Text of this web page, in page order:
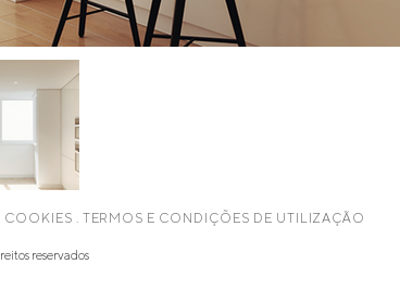
COOKIES . TERMOS E CONDIÇÕES DE UTILIZAÇÃO
reservados